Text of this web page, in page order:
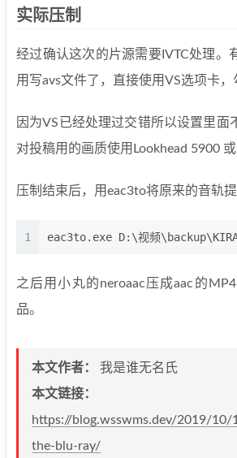
实际压制
经过确认这次的片源需要IVTC处理。
用写avs文件了，直接使用VS选项卡，
因为VS已经处理过交错所以设置里面
对投稿用的画质使用Lookhead 5900 或
压制结束后，用eac3to将原来的音轨提
1 eac3to.exe D:\视频
之后用小丸的neroaac压成aac的
品。
本文作者： 我是谁无名氏
本文链接：
https://blog.wsswms.dev/2019/
the-blu-ray/